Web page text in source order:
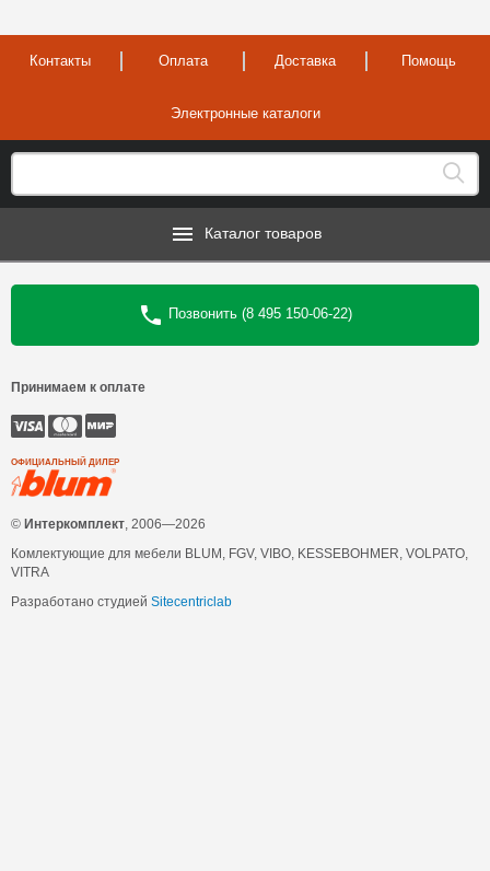
Контакты Оплата Доставка Помощь
Электронные каталоги
Каталог товаров
Позвонить (8 495 150-06-22)
Принимаем к оплате
ОФИЦИАЛЬНЫЙ ДИЛЕР
© Интеркомплект , 2006—2026
Комлектующие для мебели BLUM, FGV, VIBO, KESSEBOHMER, VOLPATO,
VITRA
Разработано студией Sitecentriclab